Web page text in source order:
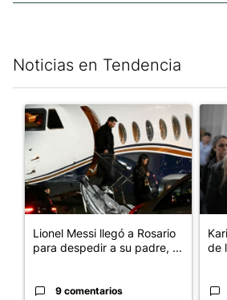
Noticias en Tendencia
Un artículo de tendencia con el título
Lionel Messi llegó a Rosario
para despedir a su padre, ...
9 comentarios
Un
de